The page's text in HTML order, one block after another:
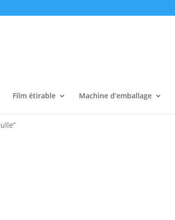
Film étirable Machine d’emballage